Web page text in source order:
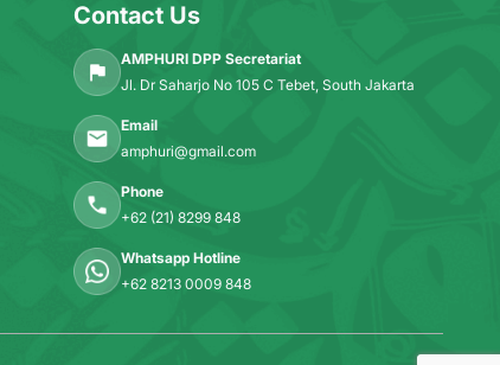
Contact Us
AMPHURI DPP Secretariat
Jl. Dr Saharjo No 105 C Tebet, South Jakarta
Email
amphuri@gmail.com
Phone
+62 (21) 8299 848
Whatsapp Hotline
+62 8213 0009 848